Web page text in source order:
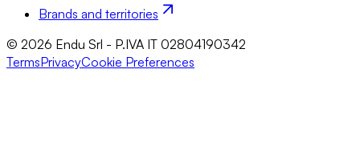
Brands and territories
© 2026 Endu Srl - P.IVA IT 02804190342
TermsPrivacyCookie Preferences